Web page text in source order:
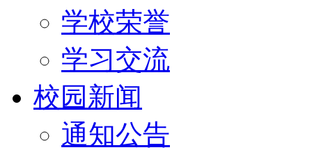
学校荣誉
学习交流
校园新闻
通知公告